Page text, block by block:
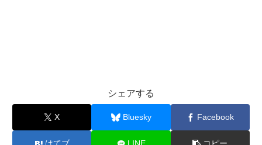
シェアする
X Bluesky Facebook